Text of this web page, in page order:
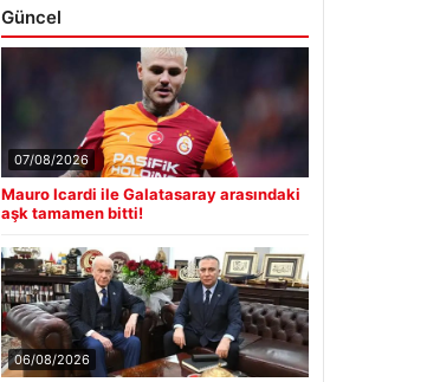
Güncel
07/08/2026
Mauro Icardi ile Galatasaray arasındaki
aşk tamamen bitti!
06/08/2026